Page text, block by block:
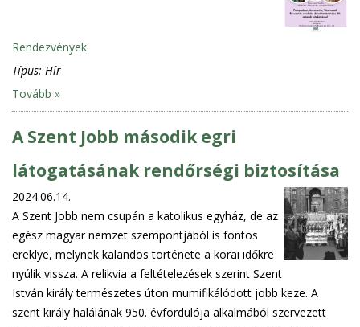
Rendezvények
Típus: Hír
Tovább »
A Szent Jobb második egri
látogatásának rendőrségi biztosítása
2024.06.14.
A Szent Jobb nem csupán a katolikus egyház, de az
egész magyar nemzet szempontjából is fontos
ereklye, melynek kalandos története a korai időkre
nyúlik vissza. A relikvia a feltételezések szerint Szent
István király természetes úton mumifikálódott jobb keze. A
szent király halálának 950. évfordulója alkalmából szervezett